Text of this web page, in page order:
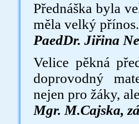
Přednáška byla
měla velký přínos.
PaedDr. Jiřina
Velice pěkná
doprovodný
nejen pro žáky,
Mgr. M.Cajska,